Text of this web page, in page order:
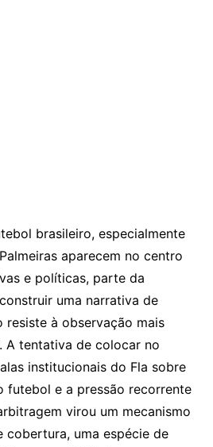
brasileiro, especialmente
aparecem no centro
e políticas, parte da
uma narrativa de
resiste à observação mais
A tentativa de colocar no
institucionais do Fla sobre
futebol e a pressão recorrente
virou um mecanismo
cobertura, uma espécie de